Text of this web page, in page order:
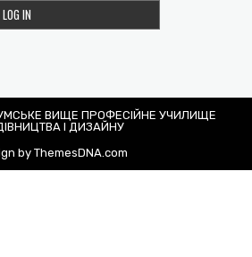
ВИЩЕ ПРОФЕСІЙНЕ УЧИЛИЩЕ
І ДИЗАЙНУ
by ThemesDNA.com